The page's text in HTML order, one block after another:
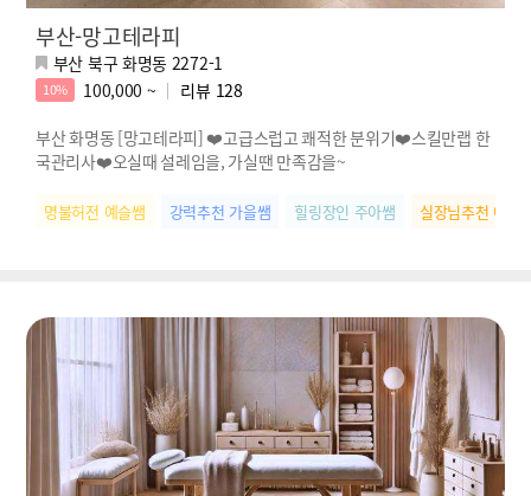
부산-망고테라피
부산 북구 화명동 2272-1
10% 100,000 ~ 리뷰 128
부산 화명동 [망고테라피] ❤️고급스럽고 쾌적한 분위기❤️스킬만랩 한
국관리사❤️오실때 설레임을, 가실땐 만족감을~
명불허전 예슬쌤 강력추천 가을쌤 힐링장인 주아쌤 실장님추천 아름